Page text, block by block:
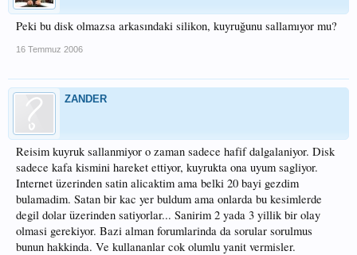
Peki bu disk olmazsa arkasındaki silikon, kuyruğunu sallamıyor mu?
16 Temmuz 2006
ZANDER
Reisim kuyruk sallanmiyor o zaman sadece hafif dalgalaniyor. Disk
sadece kafa kismini hareket ettiyor, kuyrukta ona uyum sagliyor.
Internet üzerinden satin alicaktim ama belki 20 bayi gezdim
bulamadim. Satan bir kac yer buldum ama onlarda bu kesimlerde
degil dolar üzerinden satiyorlar... Sanirim 2 yada 3 yillik bir olay
olmasi gerekiyor. Bazi alman forumlarinda da sorular sorulmus
bunun hakkinda. Ve kullananlar cok olumlu yanit vermisler.